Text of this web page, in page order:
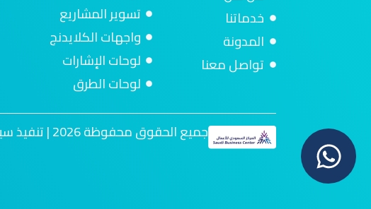
خدماتنا
المدونة
تواصل معنا
تسوير المشاريع
واجهات الكلايدنج
لوحات الإشارات
لوحات الطرق
جميع الحقوق محفوظة 2026 | تنفيذ سيم كود